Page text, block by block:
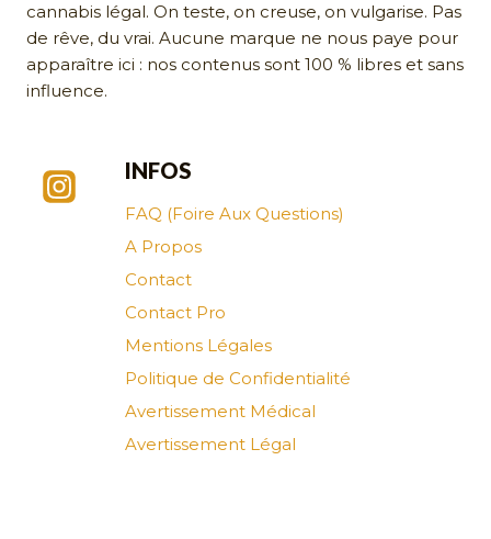
cannabis légal. On teste, on creuse, on vulgarise. Pas
de rêve, du vrai. Aucune marque ne nous paye pour
apparaître ici : nos contenus sont 100 % libres et sans
influence.
INFOS
FAQ (Foire Aux Questions)
A Propos
Contact
Contact Pro
Mentions Légales
Politique de Confidentialité
Avertissement Médical
Avertissement Légal